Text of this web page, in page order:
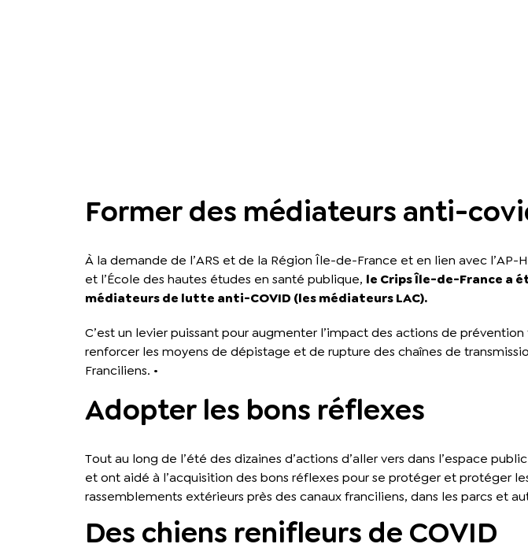
Former des médiateurs anti-
À la demande de l’ARS et de la Région Île-de-France et en lien avec
et l’École des hautes études en santé publique, le Crips Île-de-France a
médiateurs de lutte anti-COVID (les médiateurs LAC).
C’est un levier puissant pour augmenter l’impact des actions de
renforcer les moyens de dépistage et de rupture des chaînes de
Franciliens. •
Adopter les bons réflexes
Tout au long de l’été des dizaines d’actions d’aller vers dans l’espace
et ont aidé à l’acquisition des bons réflexes pour se protéger et protéger
rassemblements extérieurs près des canaux franciliens, dans les parcs et
Des chiens renifleurs de COVID